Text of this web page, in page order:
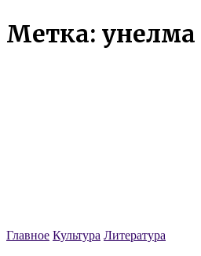
Метка: унелма
Главное Культура Литература